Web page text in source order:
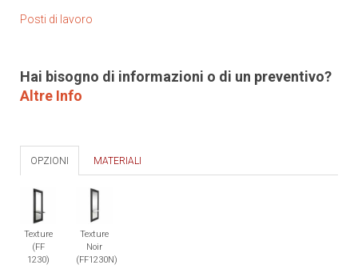
Posti di lavoro
Hai bisogno di informazioni o di un preventivo?
Altre Info
OPZIONI MATERIALI
Texture
(FF
1230)
Texture
Noir
(FF1230N)